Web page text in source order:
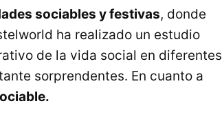
sociables y festivas, donde
ha realizado un estudio
de la vida social en diferentes
sorprendentes. En cuanto a